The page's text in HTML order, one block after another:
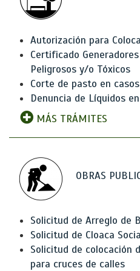
Autorización para
Certificado
Peligrosos y/o Tóxicos
Corte de pasto en
Denuncia de Líquidos
MÁS TRÁMITES
OBRAS
Solicitud de Arreglo de
Solicitud de Cloaca
Solicitud de colocación
para cruces de calles